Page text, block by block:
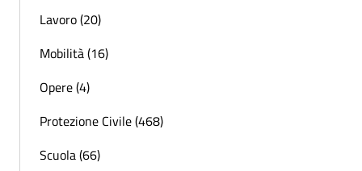
Lavoro (20)
Mobilità (16)
Opere (4)
Protezione Civile (468)
Scuola (66)